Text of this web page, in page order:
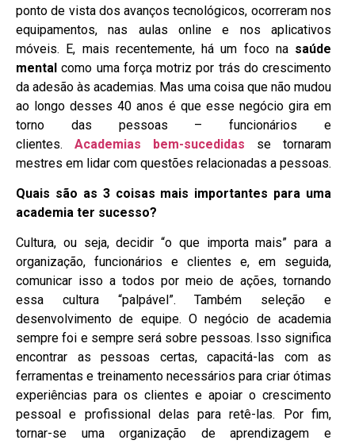
ponto de vista dos avanços tecnológicos, ocorreram nos
equipamentos, nas aulas online e nos aplicativos
móveis. E, mais recentemente, há um foco na saúde
mental como uma força motriz por trás do crescimento
da adesão às academias. Mas uma coisa que não mudou
ao longo desses 40 anos é que esse negócio gira em
torno das pessoas – funcionários e
clientes. Academias bem-sucedidas se tornaram
mestres em lidar com questões relacionadas a pessoas.
Quais são as 3 coisas mais importantes para uma
academia ter sucesso?
Cultura, ou seja, decidir “o que importa mais” para a
organização, funcionários e clientes e, em seguida,
comunicar isso a todos por meio de ações, tornando
essa cultura “palpável”. Também seleção e
desenvolvimento de equipe. O negócio de academia
sempre foi e sempre será sobre pessoas. Isso significa
encontrar as pessoas certas, capacitá-las com as
ferramentas e treinamento necessários para criar ótimas
experiências para os clientes e apoiar o crescimento
pessoal e profissional delas para retê-las. Por fim,
tornar-se uma organização de aprendizagem e